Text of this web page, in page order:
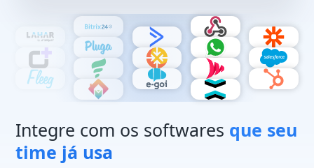
Integre com os softwares que seu
time já usa